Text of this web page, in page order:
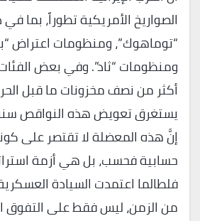
الصواريخ الأمريكية تطوراً، بما
“توماهوك”، ومنظومات اعتراض
ومنظومات “ثاد”. وفي بعض
أكثر من نصف مخزونات ما قبل
يستغرق تعويض هذه النواقص
​إنَّ هذه المعضلة لا تقتصر على
حسابية فحسب، بل هي أزمة
​فلطالما اعتمدت السيادة
من الزمن، ليس فقط على التفوق